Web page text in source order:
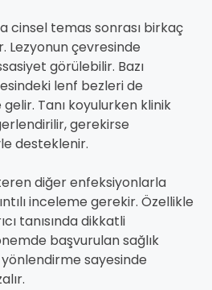
cinsel temas sonrası birkaç
Lezyonun çevresinde
görülebilir. Bazı
lenf bezleri de
Tanı koyulurken klinik
gerekirse
desteklenir.
diğer enfeksiyonlarla
inceleme gerekir. Özellikle
tanısında dikkatli
başvurulan sağlık
sayesinde